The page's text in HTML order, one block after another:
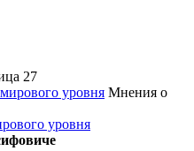
27
Мнения о
уровня